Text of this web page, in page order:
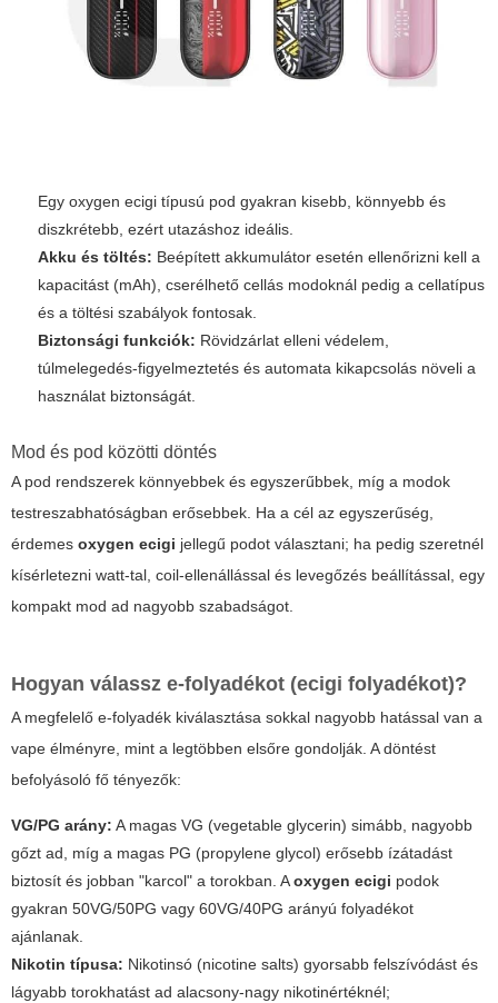
Egy oxygen ecigi típusú pod gyakran kisebb, könnyebb és
diszkrétebb, ezért utazáshoz ideális.
Akku és töltés: Beépített akkumulátor esetén ellenőrizni kell a
kapacitást (mAh), cserélhető cellás modoknál pedig a cellatípus
és a töltési szabályok fontosak.
Biztonsági funkciók: Rövidzárlat elleni védelem,
túlmelegedés-figyelmeztetés és automata kikapcsolás növeli a
használat biztonságát.
Mod és pod közötti döntés
A pod rendszerek könnyebbek és egyszerűbbek, míg a modok
testreszabhatóságban erősebbek. Ha a cél az egyszerűség,
érdemes oxygen ecigi jellegű podot választani; ha pedig szeretnél
kísérletezni watt-tal, coil-ellenállással és levegőzés beállítással, egy
kompakt mod ad nagyobb szabadságot.
Hogyan válassz e-folyadékot (ecigi folyadékot)?
A megfelelő e-folyadék kiválasztása sokkal nagyobb hatással van a
vape élményre, mint a legtöbben elsőre gondolják. A döntést
befolyásoló fő tényezők:
VG/PG arány: A magas VG (vegetable glycerin) simább, nagyobb
gőzt ad, míg a magas PG (propylene glycol) erősebb ízátadást
biztosít és jobban "karcol" a torokban. Aoxygen ecigi podok
gyakran 50VG/50PG vagy 60VG/40PG arányú folyadékot
ajánlanak.
Nikotin típusa: Nikotinsó (nicotine salts) gyorsabb felszívódást és
lágyabb torokhatást ad alacsony-nagy nikotinértéknél;